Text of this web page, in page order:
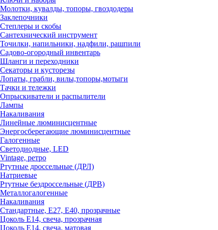
Молотки, кувалды, топоры, гвоздодеры
Заклепочники
Степлеры и скобы
Сантехнический инструмент
Точилки, напильники, надфили, рашпили
Садово-огородный инвентарь
Шланги и переходники
Секаторы и кусторезы
Лопаты, грабли, вилы,топоры,мотыги
Тачки и тележки
Опрыскиватели и распылители
Лампы
Накаливания
Линейные люминисцентные
Энергосберегающие люминисцентные
Галогенные
Светодиодные, LED
Vintage, ретро
Ртутные дроссельные (ДРЛ)
Натриевые
Ртутные бездроссельные (ДРВ)
Металлогалогенные
Накаливания
Стандартные, Е27, Е40, прозрачные
Цоколь Е14, свеча, прозрачная
Цоколь Е14, свеча, матовая